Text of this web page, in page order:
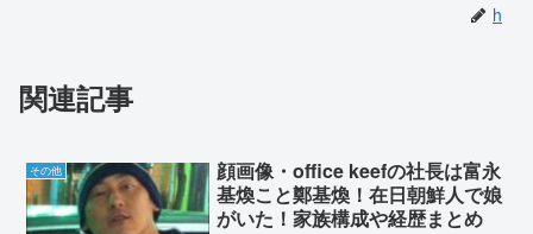
h
関連記事
その他
顔画像・office keefの社長は富永
基煥こと鄭基煥！在日朝鮮人で娘
がいた！家族構成や経歴まとめ